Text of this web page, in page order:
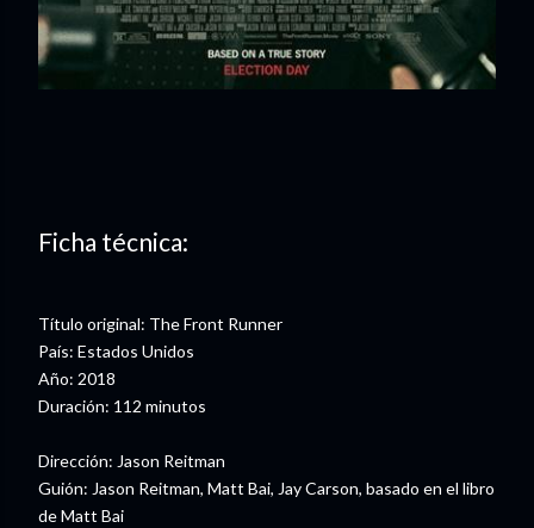
Ficha técnica:
Título original: The Front Runner
País: Estados Unidos
Año: 2018
Duración: 112 minutos
Dirección: Jason Reitman
Guión: Jason Reitman, Matt Bai, Jay Carson, basado en el libro
de Matt Bai